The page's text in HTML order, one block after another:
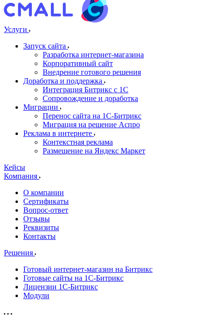
Услуги
Запуск сайта
Разработка интернет-магазина
Корпоративный сайт
Внедрение готового решения
Доработка и поддержка
Интеграция Битрикс с 1С
Сопровождение и доработка
Миграции
Перенос сайта на 1С-Битрикс
Миграция на решение Аспро
Реклама в интернете
Контекстная реклама
Размещение на Яндекс Маркет
Кейсы
Компания
О компании
Сертификаты
Вопрос-ответ
Отзывы
Реквизиты
Контакты
Решения
Готовый интернет-магазин на Битрикс
Готовые сайты на 1С-Битрикс
Лицензии 1С-Битрикс
Модули